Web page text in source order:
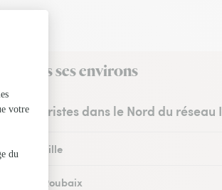
dans ses environs
Les fleuristes dans le Nord du
à Lille
à Roubaix